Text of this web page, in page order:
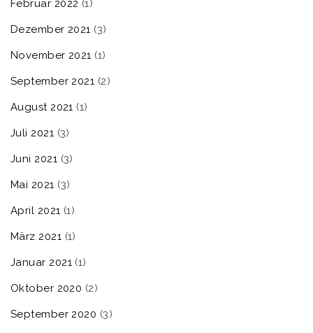
Februar 2022 (1)
Dezember 2021 (3)
November 2021 (1)
September 2021 (2)
August 2021 (1)
Juli 2021 (3)
Juni 2021 (3)
Mai 2021 (3)
April 2021 (1)
März 2021 (1)
Januar 2021(1)
Oktober 2020 (2)
September 2020 (3)